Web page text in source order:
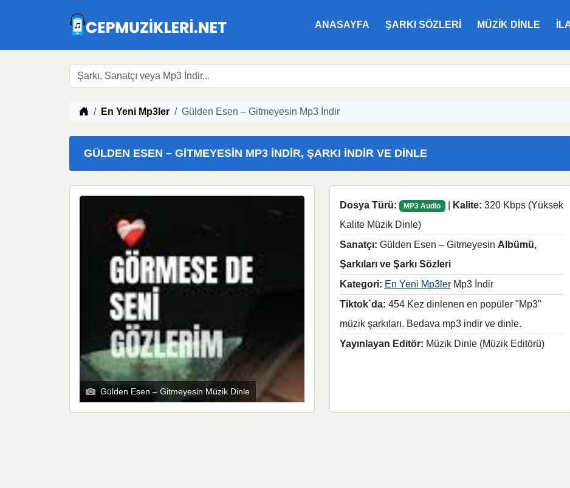
ANASAYFA ŞARKI SÖZLERI MÜZIK DINLE
Müzik indir
En Yeni Mp3ler Gülden Esen – Gitmeyesin Mp3 İndir
GÜLDEN ESEN – GITMEYESIN MP3 İNDIR, ŞARKI İNDIR VE DINLE
Gülden Esen – Gitmeyesin Müzik Dinle
Dosya Türü: MP3 Audio Kalite: 320 Kbps (Yüksek
Kalite Müzik Dinle)
Sanatçı: Gülden Esen – Gitmeyesin Albümü,
Şarkıları ve Şarkı Sözleri
Kategori: En Yeni Mp3lerMp3 İndir
Tiktok`da: 454 Kez dinlenen en popüler "Mp3"
müzik şarkıları. Bedava mp3 indir ve dinle.
Yayınlayan Editör: Müzik Dinle (Müzik Editörü)